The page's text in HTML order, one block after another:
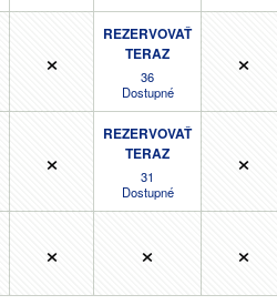
×
REZERVOVAŤ
TERAZ
36
Dostupné
×
×
REZERVOVAŤ
TERAZ
31
Dostupné
×
× × ×